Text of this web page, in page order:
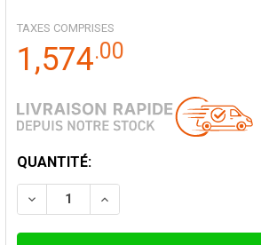
TAXES COMPRISES
1,574.00
STOCK
ACTUEL:
QUANTITÉ:
DIMINUER LA QUANTITÉ DE
AUGMENTER LA